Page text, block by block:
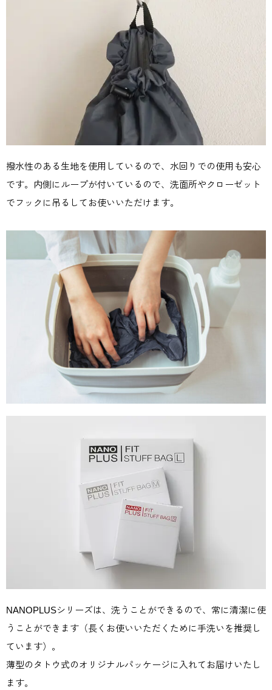
撥水性のある生地を使用しているので、水回りでの使用も安心
です。内側にループが付いているので、洗面所やクローゼット
でフックに吊るしてお使いいただけます。
NANOPLUSシリーズは、洗うことができるので、常に清潔に使
うことができます（長くお使いいただくために手洗いを推奨し
ています）。
薄型のタトウ式のオリジナルパッケージに入れてお届けいたし
ます。